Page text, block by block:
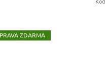
ZDARMA